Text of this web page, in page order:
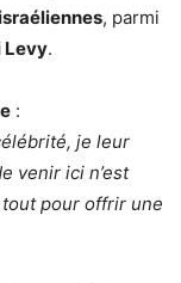
, parmi
Levy.
:
je leur
venir ici n’est
pour offrir une